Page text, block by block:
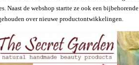
Naast de webshop startte ze ook een
over nieuwe productontwikkelingen.